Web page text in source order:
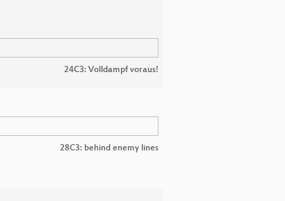
24C3: Volldampf voraus!
28C3: behind enemy lines